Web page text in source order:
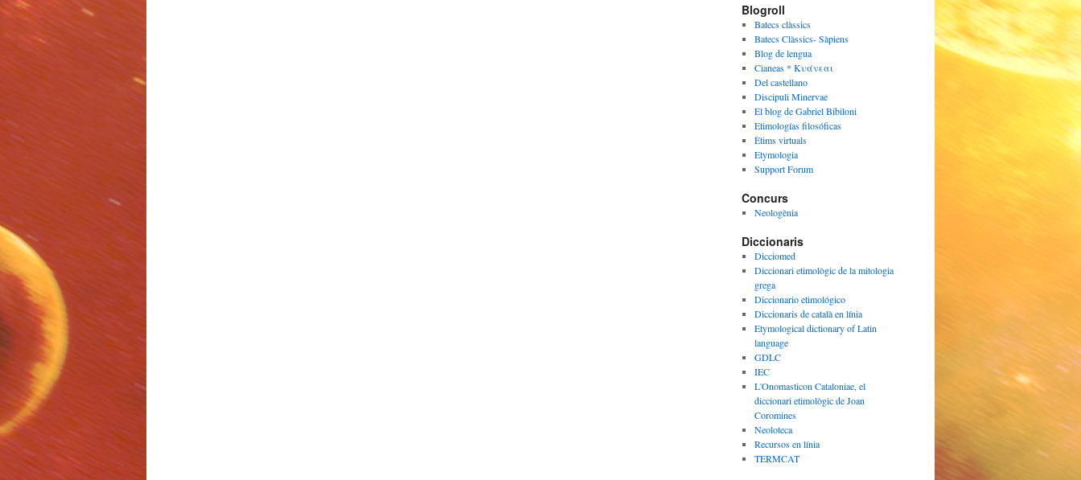
Blogroll
Batecs clàssics
Batecs Clàssics- Sàpiens
Blog de lengua
Cianeas * Κυάνεαι
Del castellano
Discipuli Minervae
El blog de Gabriel Bibiloni
Etimologías filosóficas
Ètims virtuals
Etymologia
Support Forum
Concurs
Neologènia
Diccionaris
Dicciomed
Diccionari etimològic de la mitologia
grega
Diccionario etimológico
Diccionaris de català en línia
Etymological dictionary of Latin
language
GDLC
IEC
L'Onomasticon Cataloniae, el
diccionari etimològic de Joan
Coromines
Neoloteca
Recursos en línia
TERMCAT